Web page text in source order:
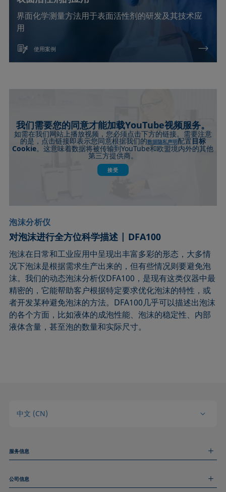
界面化学测量方法用于表面活性剂的研发及其技术应
用
使用案例
我们需要您的同意才能加载YouTube视频服务。
如需在我们网站上播放视频，您必须点击下方的链接。需要注意
的是，点击链接即表示您同意根据我们的数据隐私声明配置 目标
Cookie。这意味着数据将被传输到YouTube和欧盟境内外的其他
第三方提供商。
接受
泡沫分析仪
对泡沫进行全方位科学描述 | DFA100
泡沫在日常和工业应用中呈现出丰富多彩的形态，大多情
况下泡沫是根据需求生产出来的，但有些情况则要避免泡
沫。我们的动态泡沫分析仪DFA100，是现有这类仪器中最
精密的，它能帮助客户根据特定要求优化泡沫的特性，或
者开发某种避免泡沫的方法。DFA100几乎可以描述出泡沫
的各个方面，比如液体的成泡性能、泡沫的稳定性、内部
液体含量，甚至泡的数量和实际尺寸。
中文 (CN)
服务信息
技术服务
公司信息